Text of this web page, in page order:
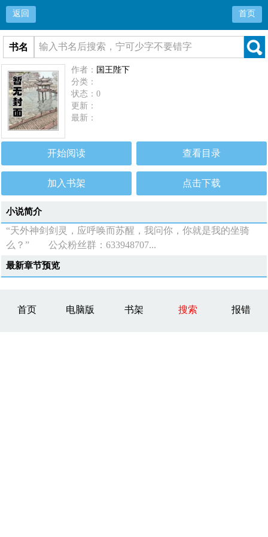
返回 首页
书名
作者： 国王陛下
分类：
状态：0
更新：
最新：
开始阅读 查看目录
加入书架 点击下载
小说简介
“天外神剑剑灵，应呼唤而苏醒，我问你，你就是我的坐骑
么？” 公众粉丝群：633948707...
最新章节预览
首页 电脑版 书架 搜索 报错